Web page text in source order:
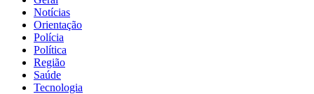
Notícias
Orientação
Polícia
Política
Região
Saúde
Tecnologia